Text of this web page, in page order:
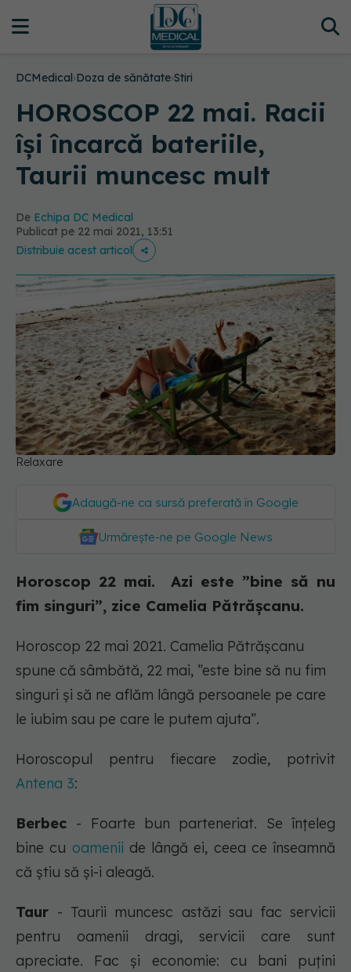
DCMedical›Doza de sănătate›Stiri
HOROSCOP 22 mai. Racii
își încarcă bateriile,
Taurii muncesc mult
De Echipa DC Medical
Publicat pe 22 mai 2021, 13:51
Distribuie acest articol
Relaxare
Adaugă-ne ca sursă preferată în Google
Urmărește-ne pe Google News
Horoscop 22 mai. Azi este ”bine să nu
fim singuri”, zice Camelia Pătrășcanu.
Horoscop 22 mai 2021. Camelia Pătrăşcanu
spune că sâmbătă, 22 mai, ”este bine să nu fim
singuri și să ne aflăm lângă persoanele pe care
le iubim sau pe care le putem ajuta”.
Horoscopul pentru fiecare zodie, potrivit
Antena 3:
Berbec - Foarte bun parteneriat. Se înțeleg
bine cu oamenii de lângă ei, ceea ce înseamnă
că știu să și-i aleagă.
Taur - Taurii muncesc astăzi sau fac servicii
pentru oamenii dragi, servicii care sunt
apreciate. Fac și economie: cu bani puțini